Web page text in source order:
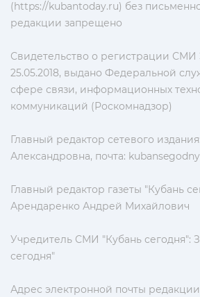
(https://kubantoday.ru) без
редакции запрещено
Свидетельство о регистрации
25.05.2018, выдано Федеральной
сфере связи, информационных
коммуникаций (Роскомнадзор)
Главный редактор сетевого
Александровна, почта:
Главный редактор газеты "Кубань
Арендаренко Андрей Михайлович
Учредитель СМИ "Кубань сегодня":
сегодня"
Адрес электронной почты